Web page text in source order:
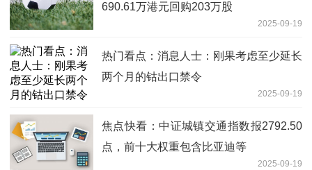
690.61万港元回购203万股
2025-09-19
热门看点：消息人士：刚果考虑至少延长
两个月的钴出口禁令
2025-09-19
焦点快看：中证城镇交通指数报2792.50
点，前十大权重包含比亚迪等
2025-09-19